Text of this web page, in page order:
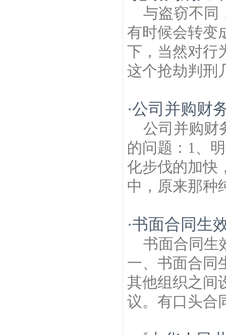
与盗窃不同
有时候会转变
下，当然对行
这个抢劫判刑
·公司并购财
公司并购财
的问题：1、
化步伐的加快
中，原来那种
·书面合同生
书面合同生
一、书面合同
其他组织之间
议。有口头合